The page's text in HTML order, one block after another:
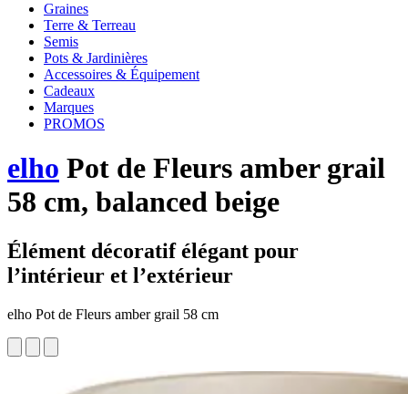
Graines
Terre & Terreau
Semis
Pots & Jardinières
Accessoires & Équipement
Cadeaux
Marques
PROMOS
elho Pot de Fleurs amber grail
58 cm, balanced beige
Élément décoratif élégant pour
l’intérieur et l’extérieur
elho Pot de Fleurs amber grail 58 cm